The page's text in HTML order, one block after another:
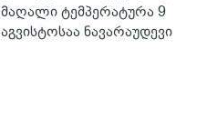
მაღალი ტემპერატურა 9
აგვისტოსაა ნავარაუდევი